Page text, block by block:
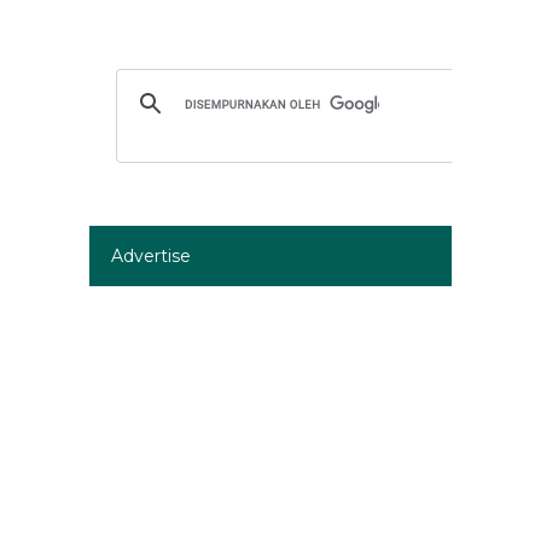
Advertise